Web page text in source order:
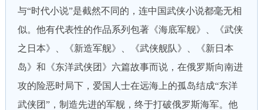
与“时代小说”是截然不同的，连中国武侠小说都毫无相
似。他有代表性的作品系列包著《海底军舰》、《武侠
之日本》、《新造军舰》、《武侠舰队》、《新日本
岛》和《东洋武侠团》六篇故事而说，在俄罗斯向南进
攻的险恶时局下，爱国人士在远海上的孤岛结成“东洋
武侠团”，制造先进的军舰，终于打破俄罗斯海军。他